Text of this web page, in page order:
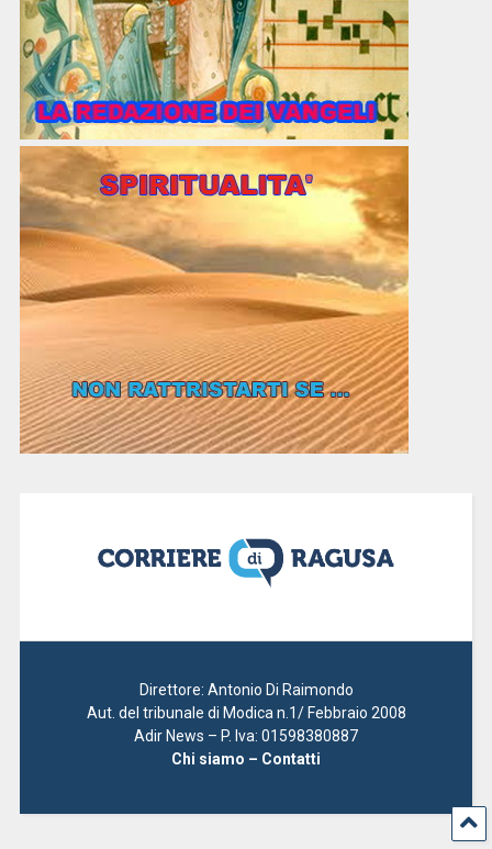
Direttore: Antonio Di Raimondo
Aut. del tribunale di Modica n.1/ Febbraio 2008
Adir News – P. Iva: 01598380887
Chi siamo – Contatti